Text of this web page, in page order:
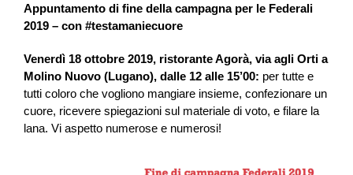
Appuntamento di fine della campagna per le Federali
2019 – con #testamaniecuore
Venerdì 18 ottobre 2019, ristorante Agorà, via agli Orti a
Molino Nuovo (Lugano), dalle 12 alle 15’00: per tutte e
tutti coloro che vogliono mangiare insieme, confezionare un
cuore, ricevere spiegazioni sul materiale di voto, e filare la
lana. Vi aspetto numerose e numerosi!